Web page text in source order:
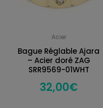
Acier
Bague Réglable Ajara
– Acier doré ZAG
SRR9569-01WHT
32,00€